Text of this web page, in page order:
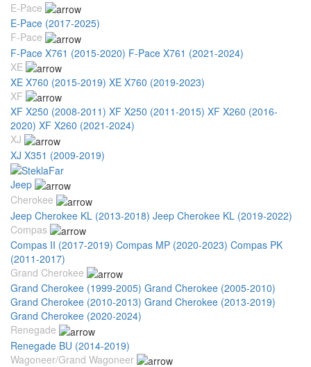
E-Pace
E-Pace (2017-2025)
F-Pace
F-Pace X761 (2015-2020) F-Pace X761 (2021-2024)
XE
XE X760 (2015-2019) XE X760 (2019-2023)
XF
XF X250 (2008-2011) XF X250 (2011-2015) XF X260 (2016-
2020) XF X260 (2021-2024)
XJ
XJ X351 (2009-2019)
Jeep
Cherokee
Jeep Cherokee KL (2013-2018) Jeep Cherokee KL (2019-2022)
Compas
Compas II (2017-2019) Compas MP (2020-2023) Compas PK
(2011-2017)
Grand Cherokee
Grand Cherokee (1999-2005) Grand Cherokee (2005-2010)
Grand Cherokee (2010-2013) Grand Cherokee (2013-2019)
Grand Cherokee (2020-2024)
Renegade
Renegade BU (2014-2019)
Wagoneer/Grand Wagoneer